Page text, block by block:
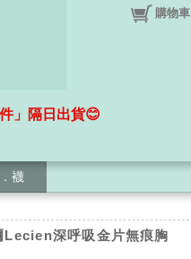
購物車
」隔日出貨😊
襪
深呼吸金片無痕胸